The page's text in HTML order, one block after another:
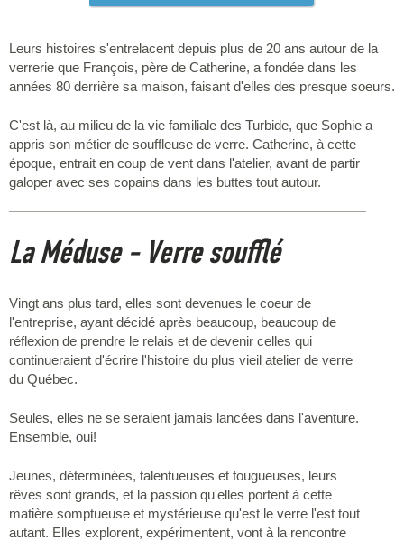
Leurs histoires s'entrelacent depuis plus de 20 ans autour de la
verrerie que François, père de Catherine, a fondée dans les
années 80 derrière sa maison, faisant d'elles des presque soeurs.
C'est là, au milieu de la vie familiale des Turbide, que Sophie a
appris son métier de souffleuse de verre. Catherine, à cette
époque, entrait en coup de vent dans l'atelier, avant de partir
galoper avec ses copains dans les buttes tout autour.
La Méduse - Verre soufflé
Vingt ans plus tard, elles sont devenues le coeur de
l'entreprise, ayant décidé après beaucoup, beaucoup de
réflexion de prendre le relais et de devenir celles qui
continueraient d'écrire l'histoire du plus vieil atelier de verre
du Québec.
Seules, elles ne se seraient jamais lancées dans l'aventure.
Ensemble, oui!
Jeunes, déterminées, talentueuses et fougueuses, leurs
rêves sont grands, et la passion qu'elles portent à cette
matière somptueuse et mystérieuse qu'est le verre l'est tout
autant. Elles explorent, expérimentent, vont à la rencontre